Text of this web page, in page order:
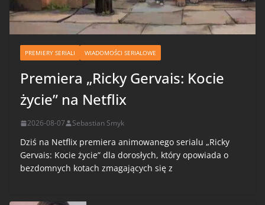
PREMIERY SERIALI WIADOMOŚCI SERIALOWE
Premiera „Ricky Gervais: Kocie
życie” na Netflix
2026-08-07 Sebastian Smyk
Dziś na Netflix premiera animowanego serialu „Ricky
Gervais: Kocie życie” dla dorosłych, który opowiada o
bezdomnych kotach zmagających się z